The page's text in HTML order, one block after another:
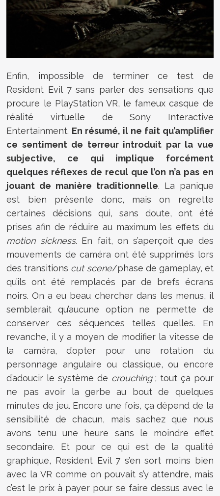
Enfin, impossible de terminer ce test de
Resident Evil 7 sans parler des sensations que
procure le PlayStation VR, le fameux casque de
réalité virtuelle de Sony Interactive
Entertainment. En résumé, il ne fait qu’amplifier
ce sentiment de terreur introduit par la vue
subjective, ce qui implique forcément
quelques réflexes de recul que l’on n’a pas en
jouant de manière traditionnelle. La panique
est bien présente donc, mais on regrette
certaines décisions qui, sans doute, ont été
prises afin de réduire au maximum les effets du
motion sickness. En fait, on s’aperçoit que des
mouvements de caméra ont été supprimés lors
des transitions cut scene/phase de gameplay, et
qu’ils ont été remplacés par de brefs écrans
noirs. On a eu beau chercher dans les menus, il
semblerait qu’aucune option ne permette de
conserver ces séquences telles quelles. En
revanche, il y a moyen de modifier la vitesse de
la caméra, d’opter pour une rotation du
personnage angulaire ou classique, ou encore
d’adoucir le système de crouching; tout ça pour
ne pas avoir la gerbe au bout de quelques
minutes de jeu. Encore une fois, ça dépend de la
sensibilité de chacun, mais sachez que nous
avons tenu une heure sans le moindre effet
secondaire. Et pour ce qui est de la qualité
graphique, Resident Evil 7 s’en sort moins bien
avec la VR comme on pouvait s’y attendre, mais
c’est le prix à payer pour se faire dessus avec le